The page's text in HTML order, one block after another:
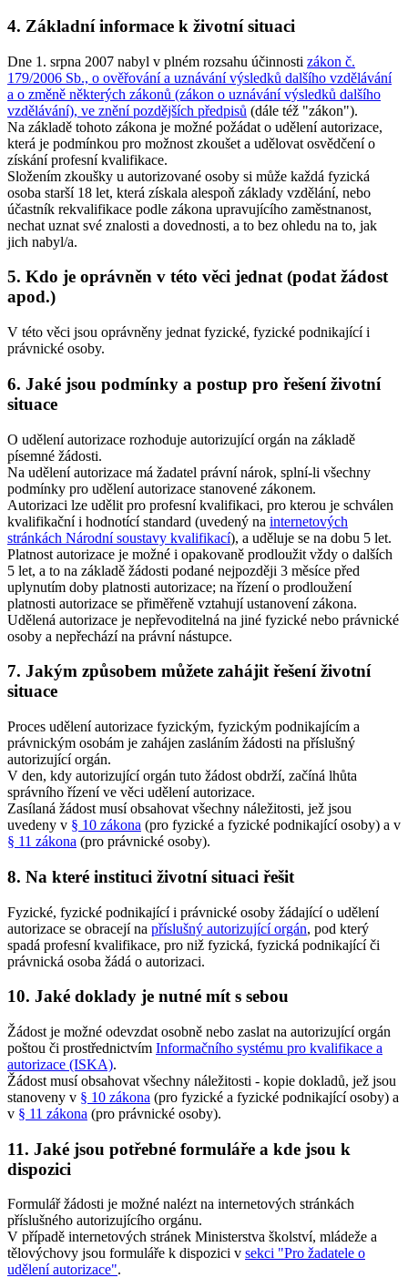
4. Základní informace k životní situaci
Dne 1. srpna 2007 nabyl v plném rozsahu účinnosti zákon č.
179/2006 Sb., o ověřování a uznávání výsledků dalšího vzdělávání
a o změně některých zákonů (zákon o uznávání výsledků dalšího
vzdělávání), ve znění pozdějších předpisů (dále též "zákon").
Na základě tohoto zákona je možné požádat o udělení autorizace,
která je podmínkou pro možnost zkoušet a udělovat osvědčení o
získání profesní kvalifikace.
Složením zkoušky u autorizované osoby si může každá fyzická
osoba starší 18 let, která získala alespoň základy vzdělání, nebo
účastník rekvalifikace podle zákona upravujícího zaměstnanost,
nechat uznat své znalosti a dovednosti, a to bez ohledu na to, jak
jich nabyl/a.
5. Kdo je oprávněn v této věci jednat (podat žádost
apod.)
V této věci jsou oprávněny jednat fyzické, fyzické podnikající i
právnické osoby.
6. Jaké jsou podmínky a postup pro řešení životní
situace
O udělení autorizace rozhoduje autorizující orgán na základě
písemné žádosti.
Na udělení autorizace má žadatel právní nárok, splní-li všechny
podmínky pro udělení autorizace stanovené zákonem.
Autorizaci lze udělit pro profesní kvalifikaci, pro kterou je schválen
kvalifikační i hodnotící standard (uvedený na internetových
stránkách Národní soustavy kvalifikací), a uděluje se na dobu 5 let.
Platnost autorizace je možné i opakovaně prodloužit vždy o dalších
5 let, a to na základě žádosti podané nejpozději 3 měsíce před
uplynutím doby platnosti autorizace; na řízení o prodloužení
platnosti autorizace se přiměřeně vztahují ustanovení zákona.
Udělená autorizace je nepřevoditelná na jiné fyzické nebo právnické
osoby a nepřechází na právní nástupce.
7. Jakým způsobem můžete zahájit řešení životní
situace
Proces udělení autorizace fyzickým, fyzickým podnikajícím a
právnickým osobám je zahájen zasláním žádosti na příslušný
autorizující orgán.
V den, kdy autorizující orgán tuto žádost obdrží, začíná lhůta
správního řízení ve věci udělení autorizace.
Zasílaná žádost musí obsahovat všechny náležitosti, jež jsou
uvedeny v § 10 zákona (pro fyzické a fyzické podnikající osoby) a v
§ 11 zákona (pro právnické osoby).
8. Na které instituci životní situaci řešit
Fyzické, fyzické podnikající i právnické osoby žádající o udělení
autorizace se obracejí na příslušný autorizující orgán, pod který
spadá profesní kvalifikace, pro niž fyzická, fyzická podnikající či
právnická osoba žádá o autorizaci.
10. Jaké doklady je nutné mít s sebou
Žádost je možné odevzdat osobně nebo zaslat na autorizující orgán
poštou či prostřednictvím Informačního systému pro kvalifikace a
autorizace (ISKA).
Žádost musí obsahovat všechny náležitosti - kopie dokladů, jež jsou
stanoveny v § 10 zákona (pro fyzické a fyzické podnikající osoby) a
v § 11 zákona (pro právnické osoby).
11. Jaké jsou potřebné formuláře a kde jsou k
dispozici
Formulář žádosti je možné nalézt na internetových stránkách
příslušného autorizujícího orgánu.
V případě internetových stránek Ministerstva školství, mládeže a
tělovýchovy jsou formuláře k dispozici v sekci "Pro žadatele o
udělení autorizace".